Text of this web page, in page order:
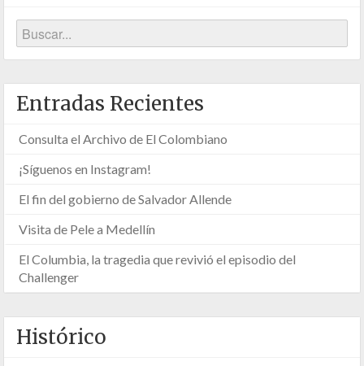
Entradas Recientes
Consulta el Archivo de El Colombiano
¡Síguenos en Instagram!
El fin del gobierno de Salvador Allende
Visita de Pele a Medellín
El Columbia, la tragedia que revivió el episodio del
Challenger
Histórico